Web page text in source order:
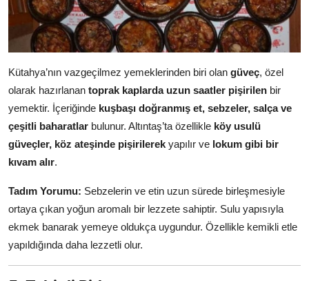
Kütahya’nın vazgeçilmez yemeklerinden biri olan güveç, özel
olarak hazırlanan toprak kaplarda uzun saatler pişirilen bir
yemektir. İçeriğinde kuşbaşı doğranmış et, sebzeler, salça ve
çeşitli baharatlar bulunur. Altıntaş’ta özellikle köy usulü
güveçler, köz ateşinde pişirilerek yapılır ve lokum gibi bir
kıvam alır.
Tadım Yorumu: Sebzelerin ve etin uzun sürede birleşmesiyle
ortaya çıkan yoğun aromalı bir lezzete sahiptir. Sulu yapısıyla
ekmek banarak yemeye oldukça uygundur. Özellikle kemikli etle
yapıldığında daha lezzetli olur.